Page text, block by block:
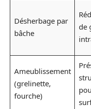
Désherbage par
bâche
de
Ameublissement
(grelinette,
fourche)